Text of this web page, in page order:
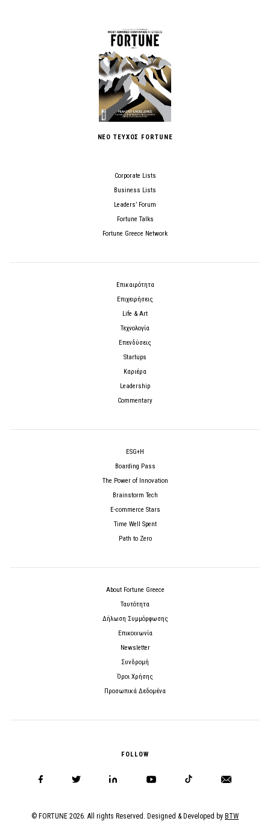
ΝΕΟ ΤΕΥΧΟΣ FORTUNE
Corporate Lists
Business Lists
Leaders’ Forum
Fortune Talks
Fortune Greece Network
Επικαιρότητα
Επιχειρήσεις
Life & Art
Τεχνολογία
Επενδύσεις
Startups
Καριέρα
Leadership
Commentary
ESG+H
Boarding Pass
The Power of Innovation
Brainstorm Tech
E-commerce Stars
Time Well Spent
Path to Zero
About Fortune Greece
Ταυτότητα
Δήλωση Συμμόρφωσης
Επικοινωνία
Newsletter
Συνδρομή
Όροι Χρήσης
Προσωπικά Δεδομένα
FOLLOW
© FORTUNE 2026. All rights Reserved. Designed & Developed by BTW